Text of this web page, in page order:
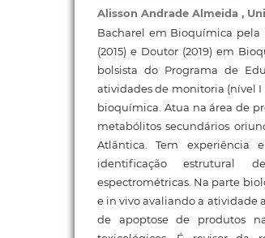
Alisson Andrade Almeida ,
Bacharel em Bioquímica pela
(2015) e Doutor (2019) em
bolsista do Programa de
atividades de monitoria (nível
bioquímica. Atua na área de
metabólitos secundários
Atlântica. Tem experiência
identificação estrutural
espectrométricas. Na parte
e in vivo avaliando a atividade
de apoptose de produtos